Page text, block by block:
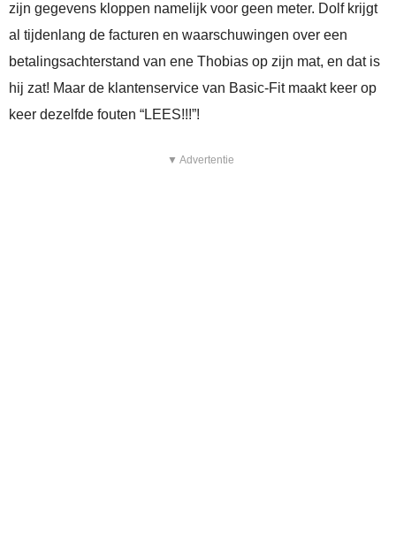
zijn gegevens kloppen namelijk voor geen meter. Dolf krijgt
al tijdenlang de facturen en waarschuwingen over een
betalingsachterstand van ene Thobias op zijn mat, en dat is
hij zat! Maar de klantenservice van Basic-Fit maakt keer op
keer dezelfde fouten “LEES!!!”!
▼ Advertentie